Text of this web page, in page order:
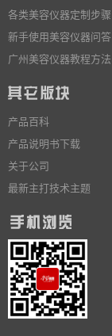
各类美容仪器定制步骤
新手使用美容仪器问答
广州美容仪器教程方法
产品百科
产品说明书下载
关于公司
最新主打技术主题